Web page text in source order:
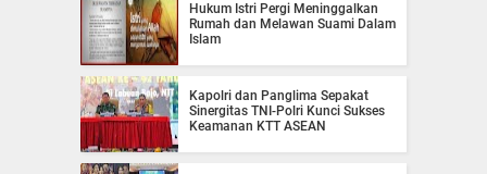
Hukum Istri Pergi Meninggalkan
Rumah dan Melawan Suami Dalam
Islam
Kapolri dan Panglima Sepakat
Sinergitas TNI-Polri Kunci Sukses
Keamanan KTT ASEAN